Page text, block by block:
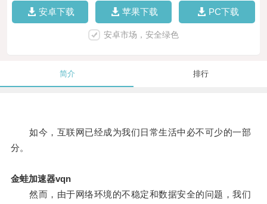
安卓下载 苹果下载 PC下载
安卓市场，安全绿色
简介 排行
如今，互联网已经成为我们日常生活中必不可少的一部
分。
金蛙加速器vqn
然而，由于网络环境的不稳定和数据安全的问题，我们